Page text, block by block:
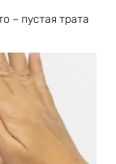
– пустая трата